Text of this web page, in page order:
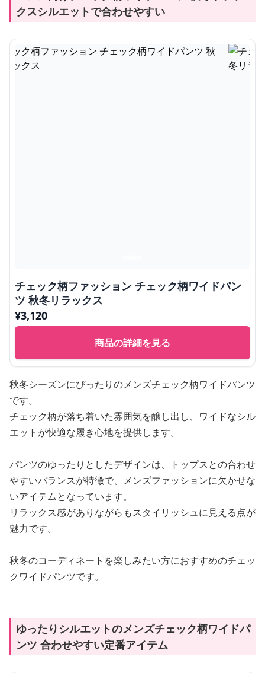
クスシルエットで合わせやすい
チェック柄ファッション チェック柄ワイドパン
ツ 秋冬リラックス
¥3,120
商品の詳細を見る
秋冬シーズンにぴったりのメンズチェック柄ワイドパンツ
です。
チェック柄が落ち着いた雰囲気を醸し出し、ワイドなシル
エットが快適な履き心地を提供します。
パンツのゆったりとしたデザインは、トップスとの合わせ
やすいバランスが特徴で、メンズファッションに欠かせな
いアイテムとなっています。
リラックス感がありながらもスタイリッシュに見える点が
魅力です。
秋冬のコーディネートを楽しみたい方におすすめのチェッ
クワイドパンツです。
ゆったりシルエットのメンズチェック柄ワイドパ
ンツ 合わせやすい定番アイテム